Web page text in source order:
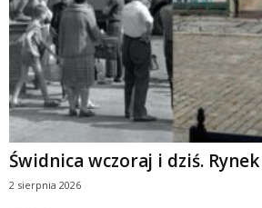
Świdnica wczoraj i dziś. Rynek
2 sierpnia 2026